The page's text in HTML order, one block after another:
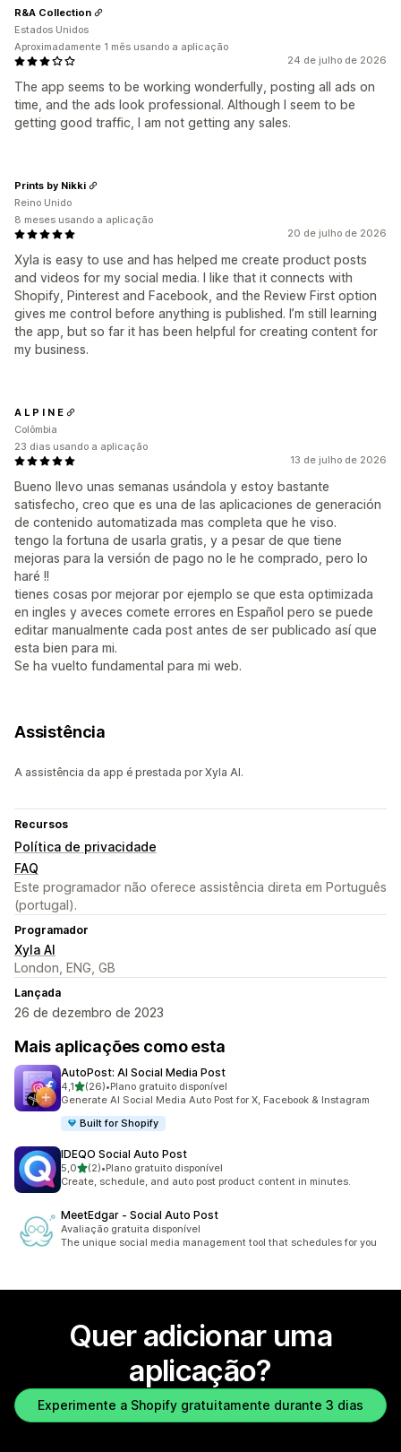
24 de julho de 2026
The app seems to be working wonderfully, posting all ads on
time, and the ads look professional. Although I seem to be
getting good traffic, I am not getting any sales.
R&A Collection
Estados Unidos
Aproximadamente 1 mês usando a aplicação
20 de julho de 2026
Xyla is easy to use and has helped me create product posts
and videos for my social media. I like that it connects with
Shopify, Pinterest and Facebook, and the Review First option
gives me control before anything is published. I’m still learning
the app, but so far it has been helpful for creating content for
my business.
Prints by Nikki
Reino Unido
8 meses usando a aplicação
13 de julho de 2026
Bueno llevo unas semanas usándola y estoy bastante
satisfecho, creo que es una de las aplicaciones de generación
de contenido automatizada mas completa que he viso.
tengo la fortuna de usarla gratis, y a pesar de que tiene
mejoras para la versión de pago no le he comprado, pero lo
haré !!
tienes cosas por mejorar por ejemplo se que esta optimizada
en ingles y aveces comete errores en Español pero se puede
editar manualmente cada post antes de ser publicado así que
esta bien para mi.
Se ha vuelto fundamental para mi web.
A L P I N E
Colômbia
23 dias usando a aplicação
Assistência
A assistência da app é prestada por Xyla AI.
Recursos
Política de privacidade
FAQ
Este programador não oferece assistência direta em Português
(portugal).
Programador
Xyla AI
London, ENG, GB
Lançada
26 de dezembro de 2023
Mais aplicações como esta
AutoPost: AI Social Media Post
4,1de 5 estrelas
(26)
26 total de avaliações
•Plano gratuito disponível
Generate AI Social Media Auto Post for X, Facebook & Instagram
Built for Shopify
IDEQO Social Auto Post
5,0de 5 estrelas
(2)
2 total de avaliações
•Plano gratuito disponível
Create, schedule, and auto post product content in minutes.
MeetEdgar ‑ Social Auto Post
Avaliação gratuita disponível
The unique social media management tool that schedules for you
Quer adicionar uma
aplicação?
Experimente a Shopify gratuitamente durante 3 dias